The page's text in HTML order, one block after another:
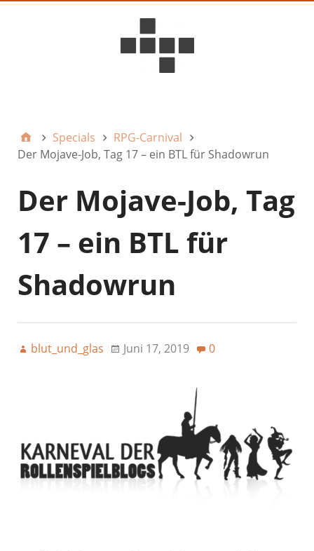
Specials
RPG-Carnival
Der Mojave-Job, Tag 17 – ein BTL für Shadowrun
Der Mojave-Job, Tag
17 – ein BTL für
Shadowrun
blut_und_glas Juni 17, 2019 0